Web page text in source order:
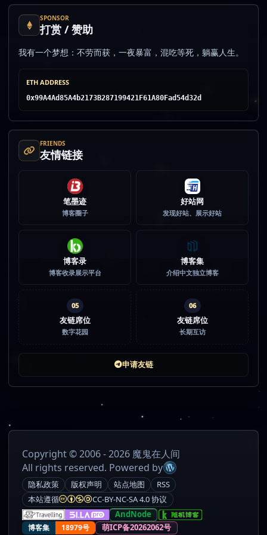
SPONSOR
打赏 / 赞助
我有一个梦想：不劳而获，一夜暴富，混吃等死，躺赢人生。
ETH ADDRESS
0x99A4Ad85A4b2173B287199421F61A80Fad54d32d
FRIENDS
友情链接
笔墨迹
博客圈子
好站网
发现好站、展示好站
博客录
博客收录展示平台
博客集
介绍中文独立博客
05
友链席位
数字花园
06
友链席位
长期互访
申请友链
Copyright © 2006 - 2026 魔鬼在人间
All rights reserved. Powered by
隐私政策 版权声明 站点地图
RSS
本站遵循
CC-BY-NC-SA 4.0 协议
AndNode
博客集 18979号 萌ICP备20262062号